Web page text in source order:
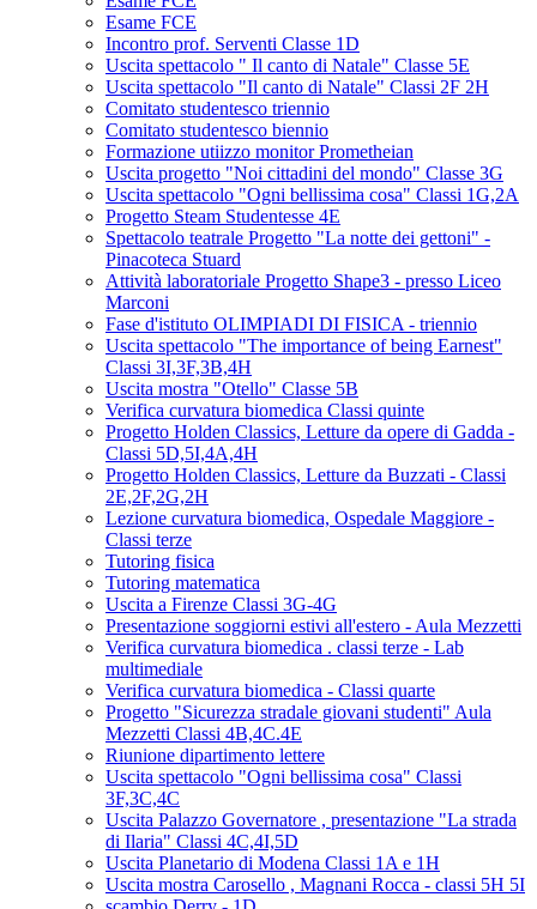
Esame FCE
Incontro prof. Serventi Classe 1D
Uscita spettacolo " Il canto di Natale" Classe 5E
Uscita spettacolo "Il canto di Natale" Classi 2F 2H
Comitato studentesco triennio
Comitato studentesco biennio
Formazione utiizzo monitor Prometheian
Uscita progetto "Noi cittadini del mondo" Classe 3G
Uscita spettacolo "Ogni bellissima cosa" Classi 1G,2A
Progetto Steam Studentesse 4E
Spettacolo teatrale Progetto "La notte dei gettoni" -
Pinacoteca Stuard
Attività laboratoriale Progetto Shape3 - presso Liceo
Marconi
Fase d'istituto OLIMPIADI DI FISICA - triennio
Uscita spettacolo "The importance of being Earnest"
Classi 3I,3F,3B,4H
Uscita mostra "Otello" Classe 5B
Verifica curvatura biomedica Classi quinte
Progetto Holden Classics, Letture da opere di Gadda -
Classi 5D,5I,4A,4H
Progetto Holden Classics, Letture da Buzzati - Classi
2E,2F,2G,2H
Lezione curvatura biomedica, Ospedale Maggiore -
Classi terze
Tutoring fisica
Tutoring matematica
Uscita a Firenze Classi 3G-4G
Presentazione soggiorni estivi all'estero - Aula Mezzetti
Verifica curvatura biomedica . classi terze - Lab
multimediale
Verifica curvatura biomedica - Classi quarte
Progetto "Sicurezza stradale giovani studenti" Aula
Mezzetti Classi 4B,4C.4E
Riunione dipartimento lettere
Uscita spettacolo "Ogni bellissima cosa" Classi
3F,3C,4C
Uscita Palazzo Governatore , presentazione "La strada
di Ilaria" Classi 4C,4I,5D
Uscita Planetario di Modena Classi 1A e 1H
Uscita mostra Carosello , Magnani Rocca - classi 5H 5I